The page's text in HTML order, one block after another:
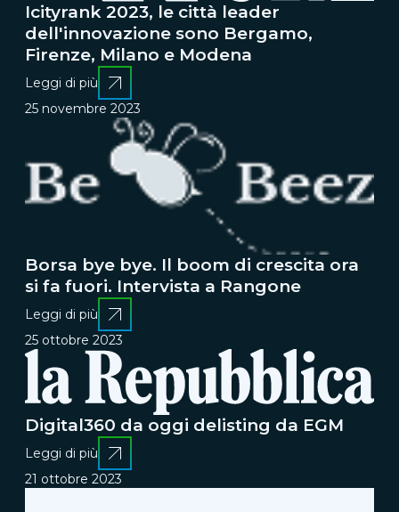
Icityrank 2023, le città leader
dell'innovazione sono Bergamo,
Firenze, Milano e Modena
Leggi di più
25 novembre 2023
Borsa bye bye. Il boom di crescita ora
si fa fuori. Intervista a Rangone
Leggi di più
25 ottobre 2023
Digital360 da oggi delisting da EGM
Leggi di più
21 ottobre 2023